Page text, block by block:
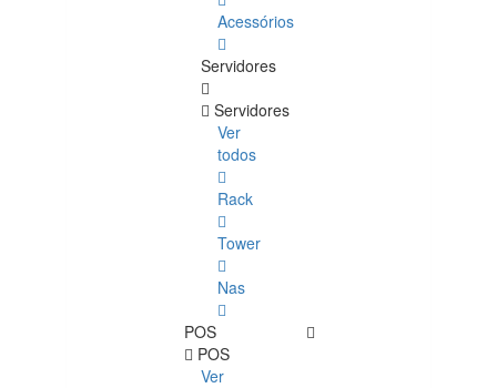
Acessórios
Servidores
Servidores
Ver
todos
Rack
Tower
Nas
POS
POS
Ver